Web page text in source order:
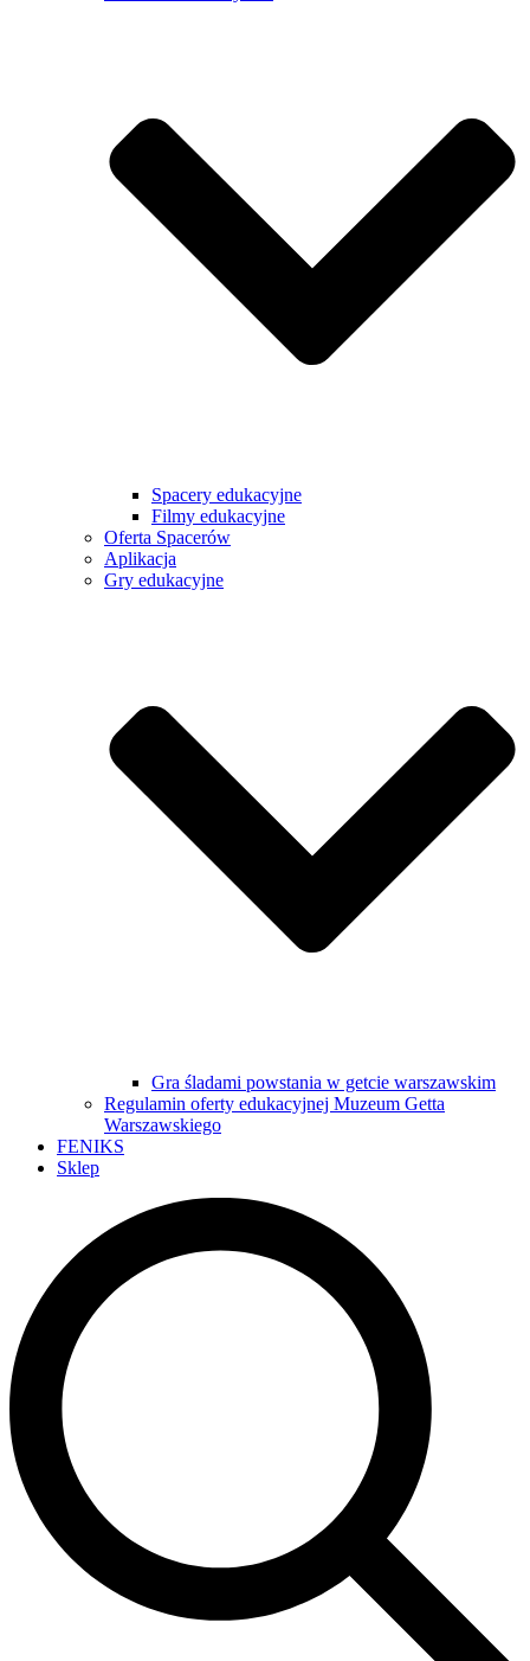
Spacery edukacyjne
Filmy edukacyjne
Oferta Spacerów
Aplikacja
Gry edukacyjne
Gra śladami powstania w getcie warszawskim
Regulamin oferty edukacyjnej Muzeum Getta
Warszawskiego
FENIKS
Sklep